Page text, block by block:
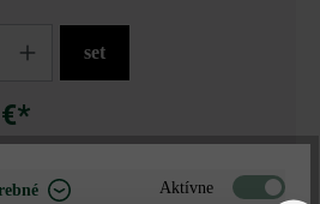
set
Aktívne